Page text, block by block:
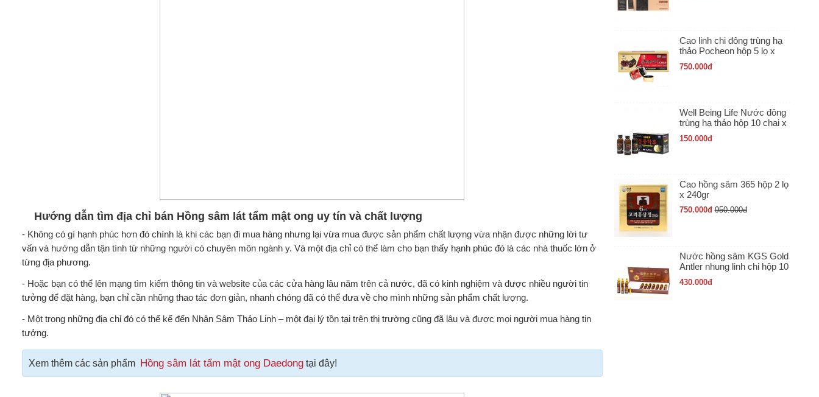
Hướng dẫn tìm địa chỉ bán Hồng sâm lát tẩm mật ong uy tín và chất lượng
- Không có gì hạnh phúc hơn đó chính là khi các bạn đi mua hàng nhưng lại vừa mua được sản phẩm chất lượng vừa nhận được những lời tư
vấn và hướng dẫn tận tình từ những người có chuyên môn ngành y. Và một địa chỉ có thể làm cho bạn thấy hạnh phúc đó là các nhà thuốc lớn ở
từng địa phương.
- Hoặc bạn có thể lên mạng tìm kiếm thông tin và website của các cửa hàng lâu năm trên cả nước, đã có kinh nghiệm và được nhiều người tin
tưởng để đặt hàng, bạn chỉ cần những thao tác đơn giản, nhanh chóng đã có thể đưa về cho mình những sản phẩm chất lượng.
- Một trong những địa chỉ đó có thể kể đến Nhân Sâm Thảo Linh – một đại lý tồn tại trên thị trường cũng đã lâu và được mọi người mua hàng tin
tưởng.
Xem thêm các sản phẩm Hồng sâm lát tẩm mật ong Daedongtại đây!
Cao linh chi đông trùng hạ
thảo Pocheon hộp 5 lọ x
50gr
750.000đ
Well Being Life Nước đông
trùng hạ thảo hộp 10 chai x
100ml
150.000đ
Cao hồng sâm 365 hộp 2 lọ
x 240gr
750.000đ 950.000đ
Nước hồng sâm KGS Gold
Antler nhung linh chi hộp 10
ống x 20ml
430.000đ